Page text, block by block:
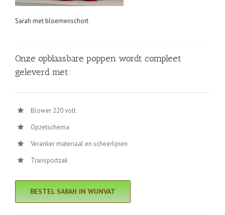
Sarah met bloemenschort
Onze opblaasbare poppen wordt compleet
geleverd met:
Blower 220 volt
Opzetschema
Veranker materiaal en scheerlijnen
Transportzak
BESTEL SARAH IN WIJNVAT